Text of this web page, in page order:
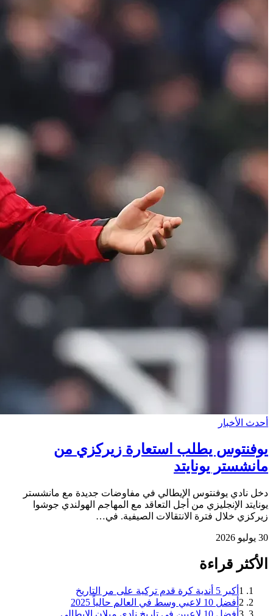
أحدث الأخبار
يوفنتوس يطلب استعارة زيركزي من
مانشستر يونايتد
دخل نادي يوفنتوس الإيطالي في مفاوضات جديدة مع مانشستر
يونايتد الإنجليزي من أجل التعاقد مع المهاجم الهولندي جوشوا
زيركزي خلال فترة الانتقالات الصيفية. في…
30 يوليو 2026
الأكثر قراءة
1 أكبر 5 أندية كرة قدم تركية على مر التاريخ
2 أفضل 10 لاعبي وسط في العالم حالياً 2025
3 أفضل 10 لاعبين فى تاريخ نادي ميلان الإيطالي